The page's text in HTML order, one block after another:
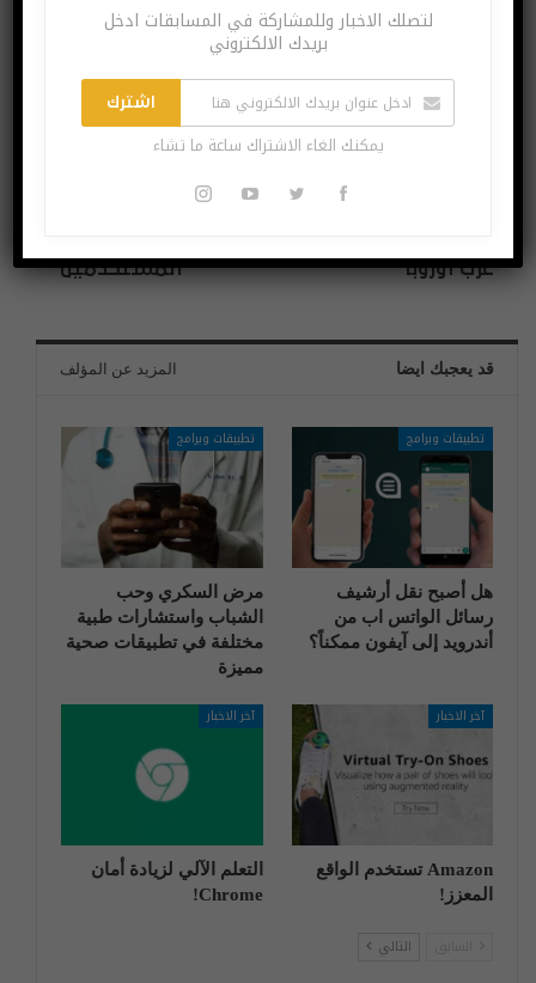
شاومي تحتل المرتبة
غرب أوروبا
غوغل عثرت على
المستخدمين
قد يعجبك ايضا المزيد عن المؤلف
تطبيقات وبرامج
هل أصبح نقل أرشيف
رسائل الواتس اب من
أندرويد إلى آيفون ممكناً؟
تطبيقات وبرامج
مرض السكري وحب
الشباب واستشارات طبية
مختلفة في تطبيقات صحية
مميزة
آخر الاخبار
Amazon تستخدم الواقع
المعزز!
آخر الاخبار
التعلم الآلي لزيادة أمان
Chrome!
التالي
لتصلك الاخبار وللمشاركة في المسابقات ادخل
بريدك الالكتروني
اشترك
يمكنك الغاء الاشتراك ساعة ما تشاء